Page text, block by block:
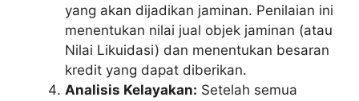
yang akan dijadikan jaminan. Penilaian ini
menentukan nilai jual objek jaminan (atau
Nilai Likuidasi) dan menentukan besaran
kredit yang dapat diberikan.
Analisis Kelayakan: Setelah semua